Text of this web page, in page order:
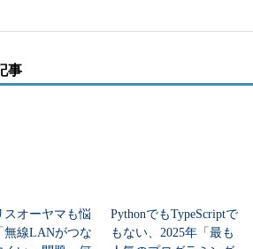
事
スオーヤマも悩
無線LANがつな
PythonでもTypeScriptで
もない、2025年「最も